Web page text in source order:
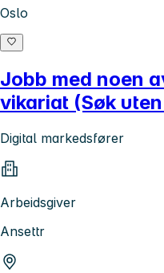
Oslo
Jobb med noen
vikariat (Søk
Digital markedsfører
Arbeidsgiver
Ansettr